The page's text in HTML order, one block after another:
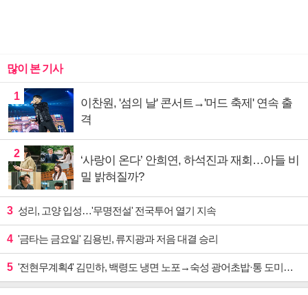
많이 본 기사
1
이찬원, '섬의 날' 콘서트→'머드 축제' 연속 출
격
2
‘사랑이 온다’ 안희연, 하석진과 재회…아들 비
밀 밝혀질까?
3 성리, 고양 입성…'무명전설' 전국투어 열기 지속
4 '금타는 금요일' 김용빈, 류지광과 저음 대결 승리
5 '전현무계획4' 김민하, 백령도 냉면 노포→숙성 광어초밥·통 도미찜 맛집 탐방